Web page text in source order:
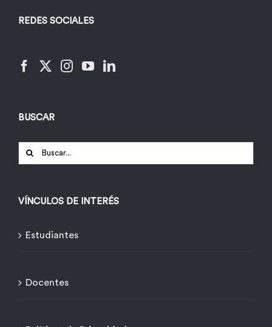
REDES SOCIALES
BUSCAR
Buscar:
VÍNCULOS DE INTERÉS
Estudiantes
Docentes